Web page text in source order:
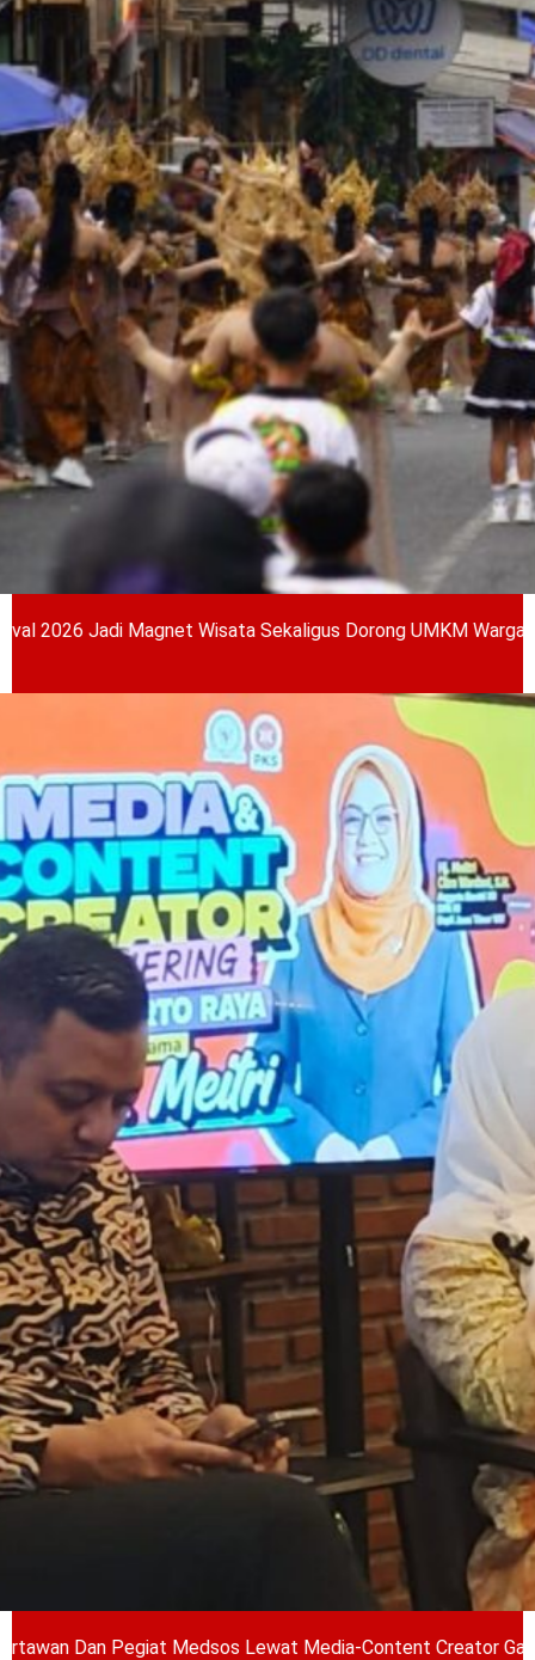
Wisata Sekaligus Dorong UMKM Warga
Medsos Lewat Media-Content Creator Gathering